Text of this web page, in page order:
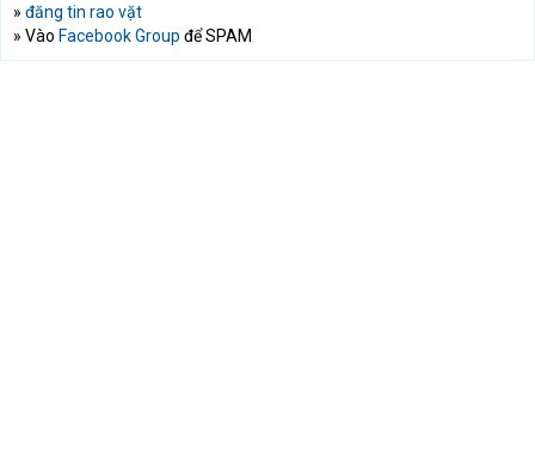
» đăng tin rao vặt
» Vào Facebook Group để SPAM